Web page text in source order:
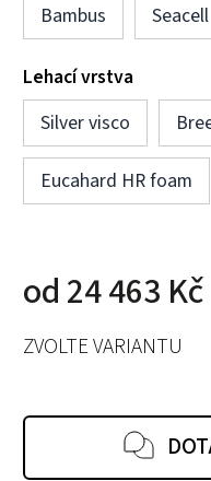
Bambus
Seacell
Lehací vrstva
Silver visco
Eucahard HR foam
od24 463 Kč
ZVOLTE VARIANTU